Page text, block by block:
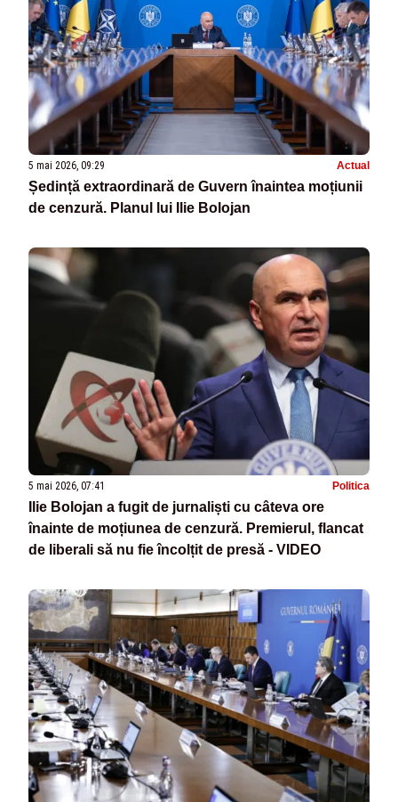
5 mai 2026, 09:29 Actual
Ședință extraordinară de Guvern înaintea moțiunii
de cenzură. Planul lui Ilie Bolojan
5 mai 2026, 07:41 Politica
Ilie Bolojan a fugit de jurnaliști cu câteva ore
înainte de moțiunea de cenzură. Premierul, flancat
de liberali să nu fie încolțit de presă - VIDEO